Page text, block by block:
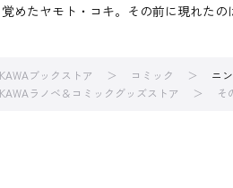
めたヤモト・コキ。その前に現れた
ブックストア コミック
ニ
ラノベ＆コミックグッズストア そ